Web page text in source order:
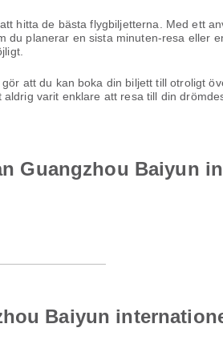
hitta de bästa flygbiljetterna. Med ett
planerar en sista minuten-resa eller
att du kan boka din biljett till otroligt
varit enklare att resa till din
Guangzhou Baiyun
Baiyun